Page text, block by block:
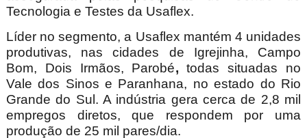
Tecnologia e Testes da Usaflex.
Líder no segmento, a Usaflex mantém 4 unidades
produtivas, nas cidades de Igrejinha, Campo
Bom, Dois Irmãos, Parobé, todas situadas no
Vale dos Sinos e Paranhana, no estado do Rio
Grande do Sul. A indústria gera cerca de 2,8 mil
empregos diretos, que respondem por uma
produção de 25 mil pares/dia.